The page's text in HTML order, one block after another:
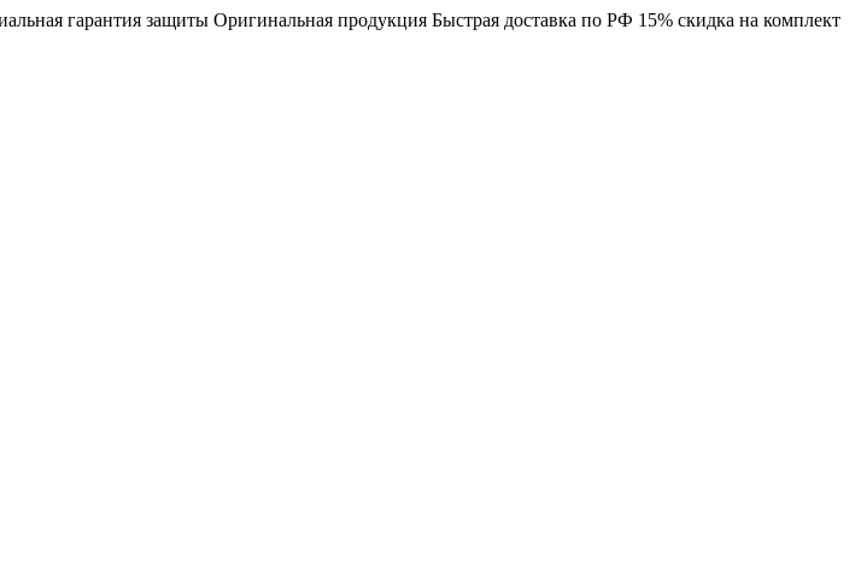
гарантия защиты Оригинальная продукция Быстрая доставка по РФ 15% скидка на комплект